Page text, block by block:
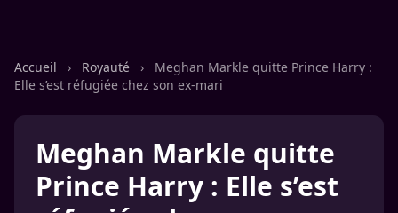
Accueil › Royauté ›
Meghan Markle quitte Prince Harry :
Elle s’est réfugiée chez son ex-mari
Meghan Markle quitte
Prince Harry : Elle s’est